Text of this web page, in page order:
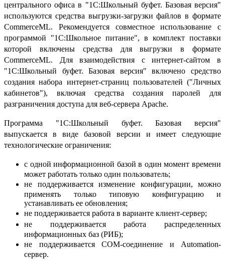
центрального офиса в "1С:Школьный буфет. Базовая версия"
используются средства выгрузки-загрузки файлов в формате
CommerceML. Рекомендуется совместное использование с
программой "1С:Школьное питание", в комплект поставки
которой включены средства для выгрузки в формате
CommerceML. Для взаимодействия с интернет-сайтом в
"1С:Школьный буфет. Базовая версия" включено средство
создания набора интернет-страниц пользователей ("Личных
кабинетов"), включая средства создания паролей для
разграничения доступа для веб-сервера Apache.
Программа "1С:Школьный буфет. Базовая версия"
выпускается в виде базовой версии и имеет следующие
технологические ограничения:
с одной информационной базой в один момент времени
может работать только один пользователь;
не поддерживается изменение конфигурации, можно
применять только типовую конфигурацию и
устанавливать ее обновления;
не поддерживается работа в варианте клиент-сервер;
не поддерживается работа распределенных
информационных баз (РИБ);
не поддерживается COM-соединение и Automation-
сервер.